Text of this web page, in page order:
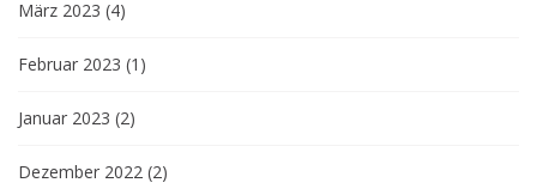
März 2023 (4)
Februar 2023 (1)
Januar 2023 (2)
Dezember 2022 (2)